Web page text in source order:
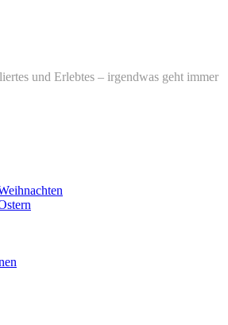
und Erlebtes – irgendwas geht immer